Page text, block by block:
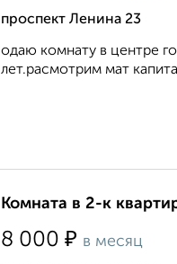
проспект Ленина 23
одаю комнату в центре
лет.расмотрим мат
Комната в 2-к
8 000 ₽ в месяц